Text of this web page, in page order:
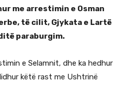
me arrestimin e Osman
të cilit, Gjykata e Lartë
paraburgim.
e Selamnit, dhe ka hedhur
këtë rast me Ushtrinë